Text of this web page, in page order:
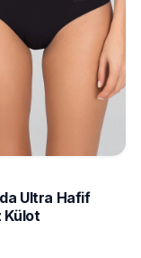
Ultra Hafif
Külot